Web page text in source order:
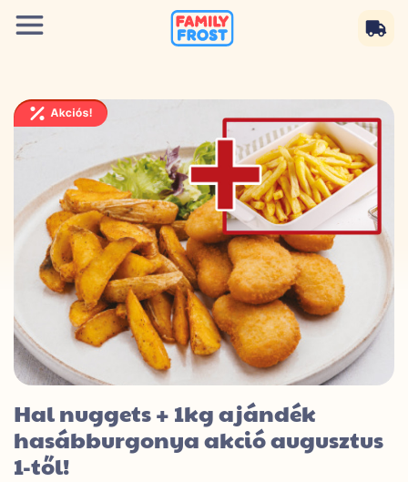
Hal nuggets + 1kg ajándék
hasábburgonya akció augusztus
1-től!